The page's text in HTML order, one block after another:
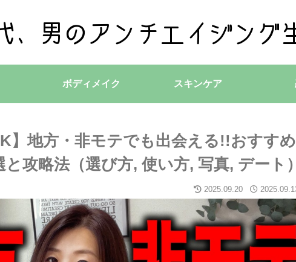
ボディメイク スキンケア
】地方・非モテでも出会える!!おすすめ
攻略法（選び方, 使い方, 写真, デート）
2025.09.20